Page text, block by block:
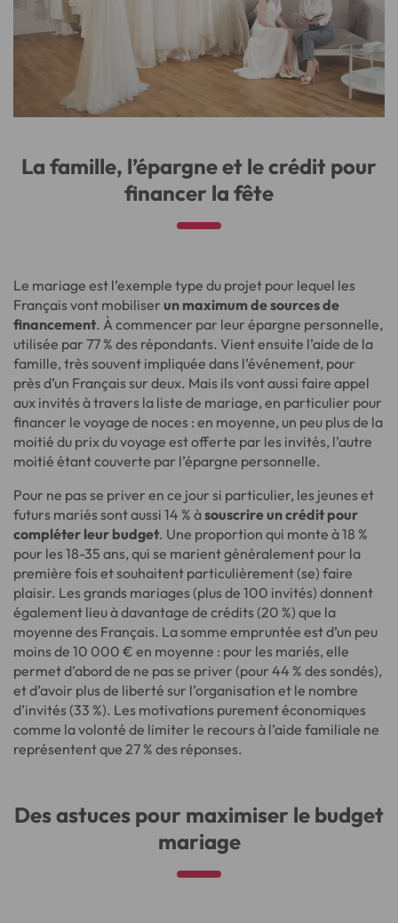
La famille, l’épargne et le crédit pour
financer la fête
Le mariage est l’exemple type du projet pour lequel les
Français vont mobiliser un maximum de sources de
financement. À commencer par leur épargne personnelle,
utilisée par 77 % des répondants. Vient ensuite l’aide de la
famille, très souvent impliquée dans l’événement, pour
près d’un Français sur deux. Mais ils vont aussi faire appel
aux invités à travers la liste de mariage, en particulier pour
financer le voyage de noces : en moyenne, un peu plus de la
moitié du prix du voyage est offerte par les invités, l’autre
moitié étant couverte par l’épargne personnelle.
Pour ne pas se priver en ce jour si particulier, les jeunes et
futurs mariés sont aussi 14 % àsouscrire un crédit pour
compléter leur budget. Une proportion qui monte à 18 %
pour les 18-35 ans, qui se marient généralement pour la
première fois et souhaitent particulièrement (se) faire
plaisir. Les grands mariages (plus de 100 invités) donnent
également lieu à davantage de crédits (20 %) que la
moyenne des Français. La somme empruntée est d’un peu
moins de 10 000 € en moyenne : pour les mariés, elle
permet d’abord de ne pas se priver (pour 44 % des sondés),
et d’avoir plus de liberté sur l’organisation et le nombre
d’invités (33 %). Les motivations purement économiques
comme la volonté de limiter le recours à l’aide familiale ne
représentent que 27 % des réponses.
Des astuces pour maximiser le budget
mariage